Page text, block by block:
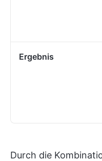
Ergebnis
Durch die